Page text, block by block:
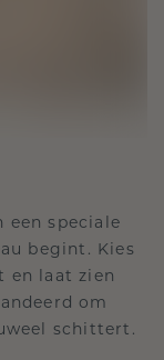
een speciale
begint. Kies
en laat zien
om
schittert.